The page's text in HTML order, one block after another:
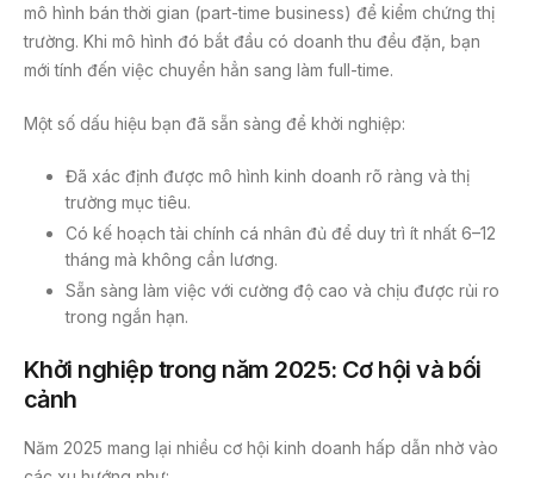
mô hình bán thời gian (part-time business) để kiểm chứng thị
trường. Khi mô hình đó bắt đầu có doanh thu đều đặn, bạn
mới tính đến việc chuyển hẳn sang làm full-time.
Một số dấu hiệu bạn đã sẵn sàng để khởi nghiệp:
Đã xác định được mô hình kinh doanh rõ ràng và thị
trường mục tiêu.
Có kế hoạch tài chính cá nhân đủ để duy trì ít nhất 6–12
tháng mà không cần lương.
Sẵn sàng làm việc với cường độ cao và chịu được rủi ro
trong ngắn hạn.
Khởi nghiệp trong năm 2025: Cơ hội và bối
cảnh
Năm 2025 mang lại nhiều cơ hội kinh doanh hấp dẫn nhờ vào